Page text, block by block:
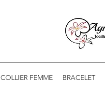
COLLIER FEMME BRACELET